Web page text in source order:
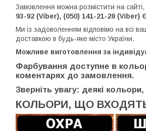
Замовлення можна розмістити на
93-92 (Viber), (050) 141-21-28 (Viber)
Ми із задоволенням відповімо на всі
доставкою в будь-яке місто України.
Можливе виготовлення за
Фарбування доступне в
коментарях до замовлення.
Зверніть увагу: деякі
КОЛЬОРИ, ЩО